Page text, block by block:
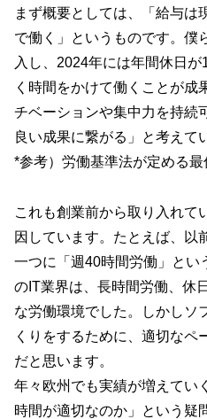
まず概要としては、「給与は
で働く」というものです。僕
入し、2024年には年間休日
く時間をかけて働くことが成
チベーションや集中力を持続
良い成果に繋がる」と考えて
*参考）労働基準法が定める
これも創業前から取り入れて
因しています。たとえば、以
一つに「週40時間労働」とい
のIT業界は、長時間労働、休
な労働環境でした。しかしソ
くりをするために、適切なペ
だと思います。
年々欧州でも実績が増えてい
時間が適切なのか」という疑